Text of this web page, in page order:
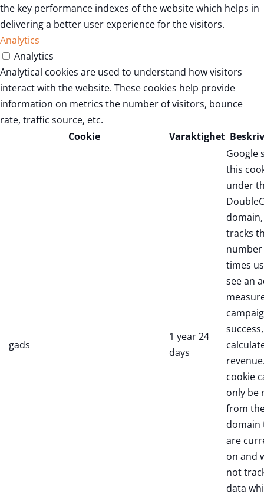
the key performance indexes of the website which helps in
delivering a better user experience for the visitors.
Analytics
Analytics
Analytical cookies are used to understand how visitors
interact with the website. These cookies help provide
information on metrics the number of visitors, bounce
rate, traffic source, etc.
Cookie
Varaktighet
__gads
1 year 24
days
Google
this
under
domain,
tracks
times
see an
cookie
only be
from
domain
are
on and
not
data